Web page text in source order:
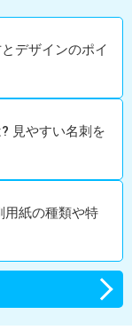
デザインのポイ
見やすい名刺を
用紙の種類や特